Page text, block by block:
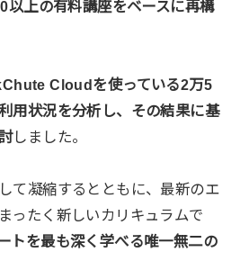
以上の有料講座をベースに再構
Cloudを使っている2万5
用状況を分析し、その結果に基
しました。
て凝縮するとともに、最新のエ
ったく新しいカリキュラムで
トを最も深く学べる唯一無二の